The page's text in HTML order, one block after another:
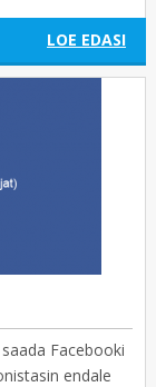
LOE EDASI
Facebooki
endale